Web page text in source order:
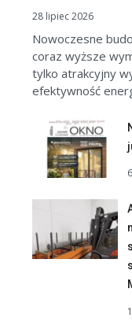
28 lipiec 2026
Nowoczesne
coraz wyższe
tylko atrakcyjny
efektywność